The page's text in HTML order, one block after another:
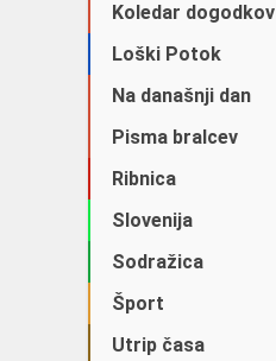
Koledar dogodkov
Loški Potok
Na današnji dan
Pisma bralcev
Ribnica
Slovenija
Sodražica
Šport
Utrip časa